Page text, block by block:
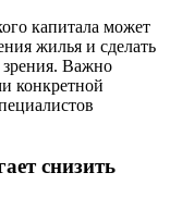
капитала может
жилья и сделать
Важно
конкретной
снизить